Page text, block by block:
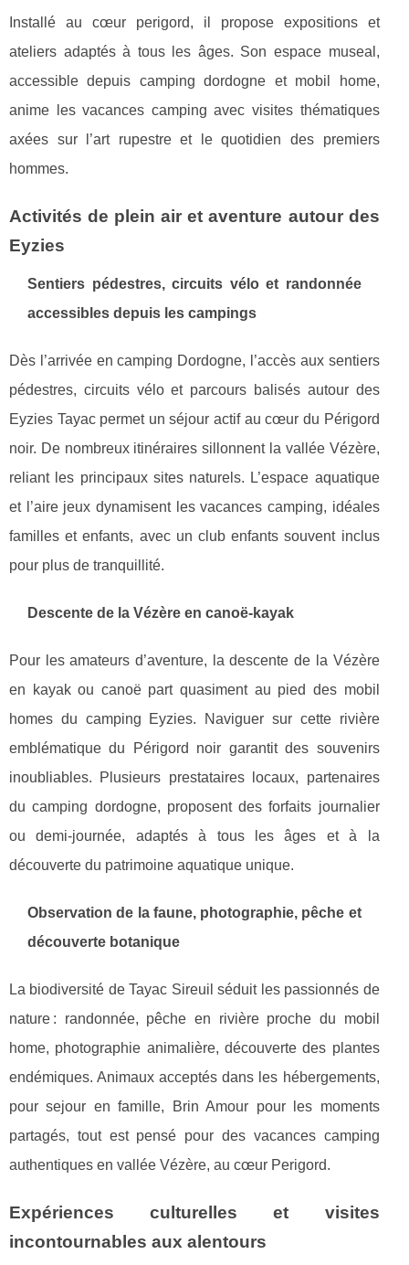
Installé au cœur perigord, il propose expositions et
ateliers adaptés à tous les âges. Son espace museal,
accessible depuis camping dordogne et mobil home,
anime les vacances camping avec visites thématiques
axées sur l’art rupestre et le quotidien des premiers
hommes.
Activités de plein air et aventure autour des
Eyzies
Sentiers pédestres, circuits vélo et randonnée
accessibles depuis les campings
Dès l’arrivée en camping Dordogne, l’accès aux sentiers
pédestres, circuits vélo et parcours balisés autour des
Eyzies Tayac permet un séjour actif au cœur du Périgord
noir. De nombreux itinéraires sillonnent la vallée Vézère,
reliant les principaux sites naturels. L’espace aquatique
et l’aire jeux dynamisent les vacances camping, idéales
familles et enfants, avec un club enfants souvent inclus
pour plus de tranquillité.
Descente de la Vézère en canoë-kayak
Pour les amateurs d’aventure, la descente de la Vézère
en kayak ou canoë part quasiment au pied des mobil
homes du camping Eyzies. Naviguer sur cette rivière
emblématique du Périgord noir garantit des souvenirs
inoubliables. Plusieurs prestataires locaux, partenaires
du camping dordogne, proposent des forfaits journalier
ou demi-journée, adaptés à tous les âges et à la
découverte du patrimoine aquatique unique.
Observation de la faune, photographie, pêche et
découverte botanique
La biodiversité de Tayac Sireuil séduit les passionnés de
nature : randonnée, pêche en rivière proche du mobil
home, photographie animalière, découverte des plantes
endémiques. Animaux acceptés dans les hébergements,
pour sejour en famille, Brin Amour pour les moments
partagés, tout est pensé pour des vacances camping
authentiques en vallée Vézère, au cœur Perigord.
Expériences culturelles et visites
incontournables aux alentours